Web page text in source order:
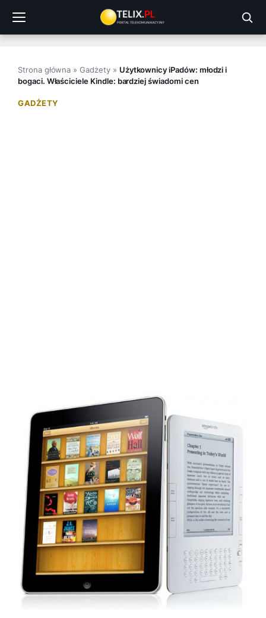
treści
Strona główna »Gadżety» Użytkownicy iPadów: młodzi i
bogaci. Właściciele Kindle: bardziej świadomi cen
GADŻETY